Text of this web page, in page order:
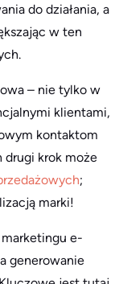
do działania, a
w ten
– nie tylko w
klientami,
kontaktom
drugi krok może
;
marki!
e-
generowanie